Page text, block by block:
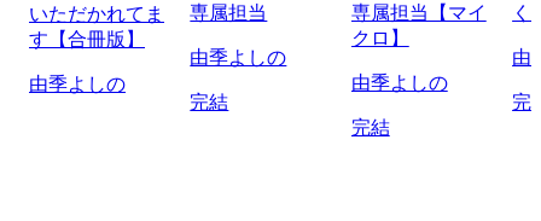
いただかれてま
す【合冊版】
由季よしの
専属担当
由季よしの
完結
専属担当【マイ
クロ】
由季よしの
完結
く
由
完